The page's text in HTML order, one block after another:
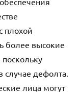
плохой
более высокие
случае дефолта.
лица могут